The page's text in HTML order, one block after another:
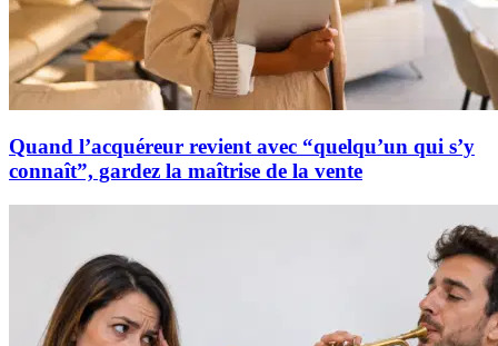
Quand l’acquéreur revient avec “quelqu’un qui s’y
connaît”, gardez la maîtrise de la vente